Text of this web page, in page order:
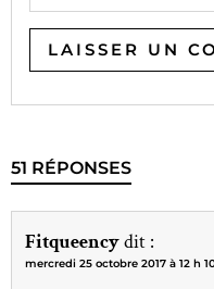
51 RÉPONSES
Fitqueencydit :
mercredi 25 octobre 2017 à 12 h